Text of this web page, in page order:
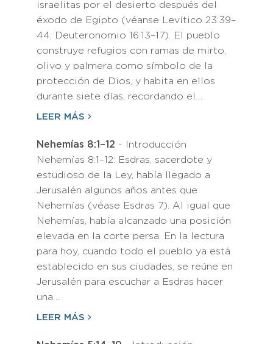
israelitas por el desierto después del
éxodo de Egipto (véanse Levítico 23:39–
44; Deuteronomio 16:13–17). El pueblo
construye refugios con ramas de mirto,
olivo y palmera como símbolo de la
protección de Dios, y habita en ellos
durante siete días, recordando el…
LEER MÁS
Nehemías 8:1–12 - Introducción
Nehemías 8:1–12: Esdras, sacerdote y
estudioso de la Ley, había llegado a
Jerusalén algunos años antes que
Nehemías (véase Esdras 7). Al igual que
Nehemías, había alcanzado una posición
elevada en la corte persa. En la lectura
para hoy, cuando todo el pueblo ya está
establecido en sus ciudades, se reúne en
Jerusalén para escuchar a Esdras hacer
una…
LEER MÁS